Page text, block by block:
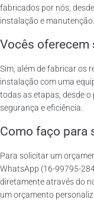
fabricados por nós,
instalação e manutenção.
Vocês oferecem
Sim, além de fabricar os
instalação com uma
todas as etapas, desde
segurança e eficiência.
Como faço para
Para solicitar um
WhatsApp (16-99795-
diretamente através do
um orçamento